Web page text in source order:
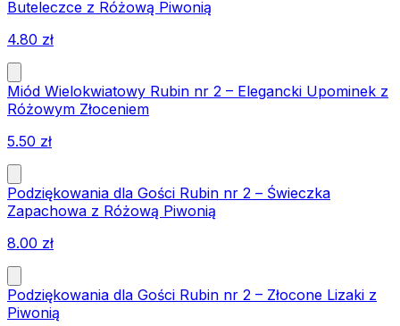
Buteleczce z Różową Piwonią
4.80 zł
Miód Wielokwiatowy Rubin nr 2 – Elegancki Upominek z
Różowym Złoceniem
5.50 zł
Podziękowania dla Gości Rubin nr 2 – Świeczka
Zapachowa z Różową Piwonią
8.00 zł
Podziękowania dla Gości Rubin nr 2 – Złocone Lizaki z
Piwonią